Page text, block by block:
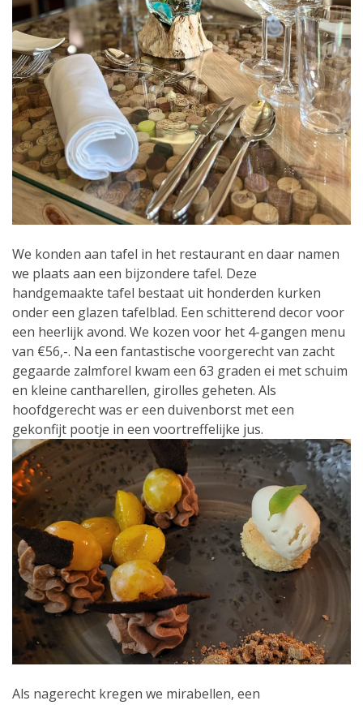
We konden aan tafel in het restaurant en daar namen
we plaats aan een bijzondere tafel. Deze
handgemaakte tafel bestaat uit honderden kurken
onder een glazen tafelblad. Een schitterend decor voor
een heerlijk avond. We kozen voor het 4-gangen menu
van €56,-. Na een fantastische voorgerecht van zacht
gegaarde zalmforel kwam een 63 graden ei met schuim
en kleine cantharellen, girolles geheten. Als
hoofdgerecht was er een duivenborst met een
gekonfijt pootje in een voortreffelijke jus.
Als nagerecht kregen we mirabellen, een